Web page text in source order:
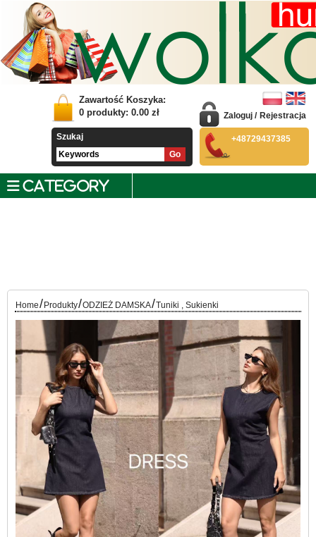
Zawartość Koszyka:
0 produkty: 0.00 zł
Szukaj
Zaloguj / Rejestracja
+48729437385
CATEGORY
Home/ Produkty/ODZIEŻ DAMSKA/Tuniki , Sukienki